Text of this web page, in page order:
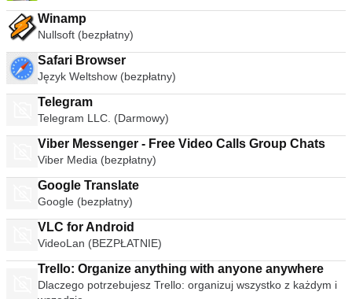
Winamp
Nullsoft (bezpłatny)
Safari Browser
Język Weltshow (bezpłatny)
Telegram
Telegram LLC. (Darmowy)
Viber Messenger - Free Video Calls Group Chats
Viber Media (bezpłatny)
Google Translate
Google (bezpłatny)
VLC for Android
VideoLan (BEZPŁATNIE)
Trello: Organize anything with anyone anywhere
Dlaczego potrzebujesz Trello: organizuj wszystko z każdym i